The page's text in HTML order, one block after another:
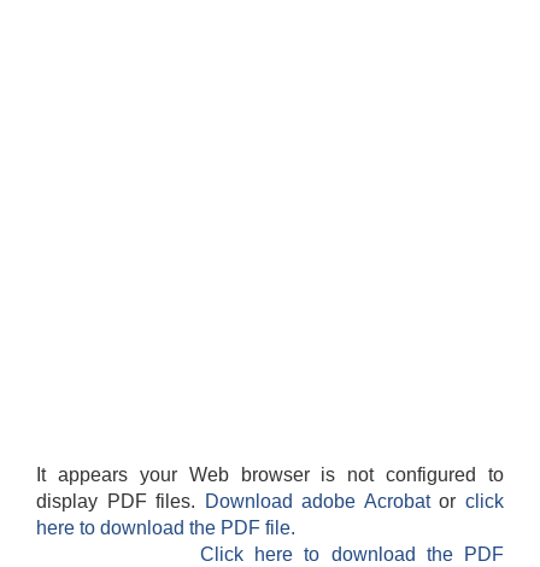
It appears your Web browser is not configured to
display PDF files.
Download adobe Acrobatorclick
here to download the PDF file.
Click here to download the PDF